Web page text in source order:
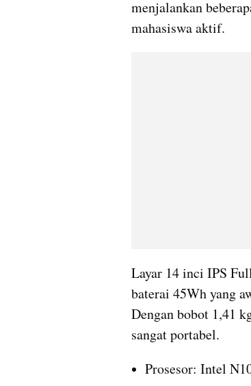
menjalankan
mahasiswa aktif.
Layar 14 inci IPS
baterai 45Wh yang
Dengan bobot 1,41
sangat portabel.
Prosesor: Intel